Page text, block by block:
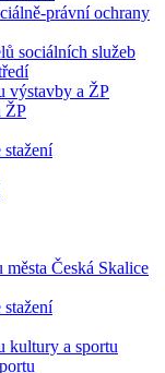
právní ochrany
sociálních služeb
výstavby a ŽP
ŽP
města Česká Skalice
kultury a sportu